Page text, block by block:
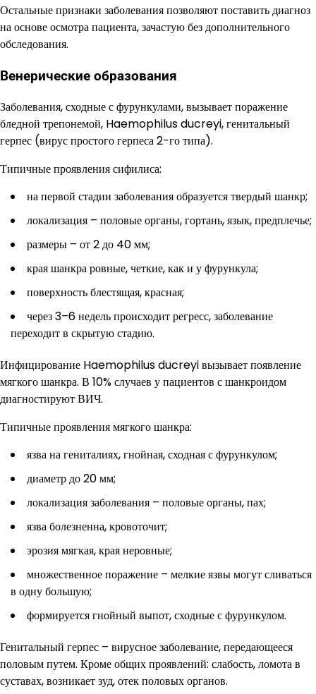
Остальные признаки заболевания позволяют поставить диагноз
на основе осмотра пациента, зачастую без дополнительного
обследования.
Венерические образования
Заболевания, сходные с фурункулами, вызывает поражение
бледной трепонемой, Haemophilus ducreyi, генитальный
герпес (вирус простого герпеса 2-го типа).
Типичные проявления сифилиса:
на первой стадии заболевания образуется твердый шанкр;
локализация – половые органы, гортань, язык, предплечье;
размеры – от 2 до 40 мм;
края шанкра ровные, четкие, как и у фурункула;
поверхность блестящая, красная;
через 3–6 недель происходит регресс, заболевание
переходит в скрытую стадию.
Инфицирование Haemophilus ducreyi вызывает появление
мягкого шанкра. В 10% случаев у пациентов с шанкроидом
диагностируют ВИЧ.
Типичные проявления мягкого шанкра:
язва на гениталиях, гнойная, сходная с фурункулом;
диаметр до 20 мм;
локализация заболевания – половые органы, пах;
язва болезненна, кровоточит;
эрозия мягкая, края неровные;
множественное поражение – мелкие язвы могут сливаться
в одну большую;
формируется гнойный выпот, сходные с фурункулом.
Генитальный герпес – вирусное заболевание, передающееся
половым путем. Кроме общих проявлений: слабость, ломота в
суставах, возникает зуд, отек половых органов.